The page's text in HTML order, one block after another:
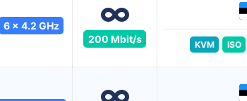
6 x 4.2 GHz
200 Mbit/s
KVM ISO